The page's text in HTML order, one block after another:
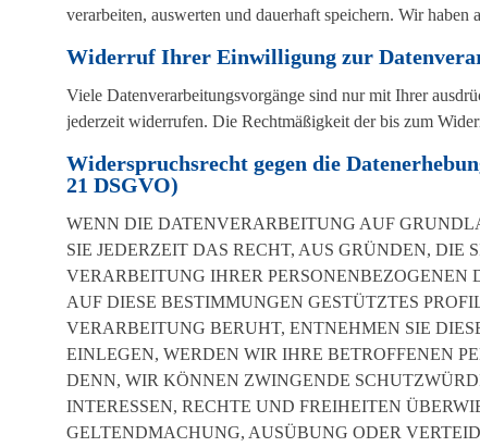
verarbeiten, auswerten und dauerhaft speichern. Wir
Widerruf Ihrer Einwilligung zur
Viele Datenverarbeitungsvorgänge sind nur mit Ihrer
jederzeit widerrufen. Die Rechtmäßigkeit der bis zum
Widerspruchsrecht gegen die
21 DSGVO)
WENN DIE DATENVERARBEITUNG AUF
SIE JEDERZEIT DAS RECHT, AUS GRÜNDEN, DIE
VERARBEITUNG IHRER
AUF DIESE BESTIMMUNGEN GESTÜTZTES
VERARBEITUNG BERUHT, ENTNEHMEN SIE
EINLEGEN, WERDEN WIR IHRE BETROFFENEN
DENN, WIR KÖNNEN ZWINGENDE
INTERESSEN, RECHTE UND FREIHEITEN
GELTENDMACHUNG, AUSÜBUNG ODER